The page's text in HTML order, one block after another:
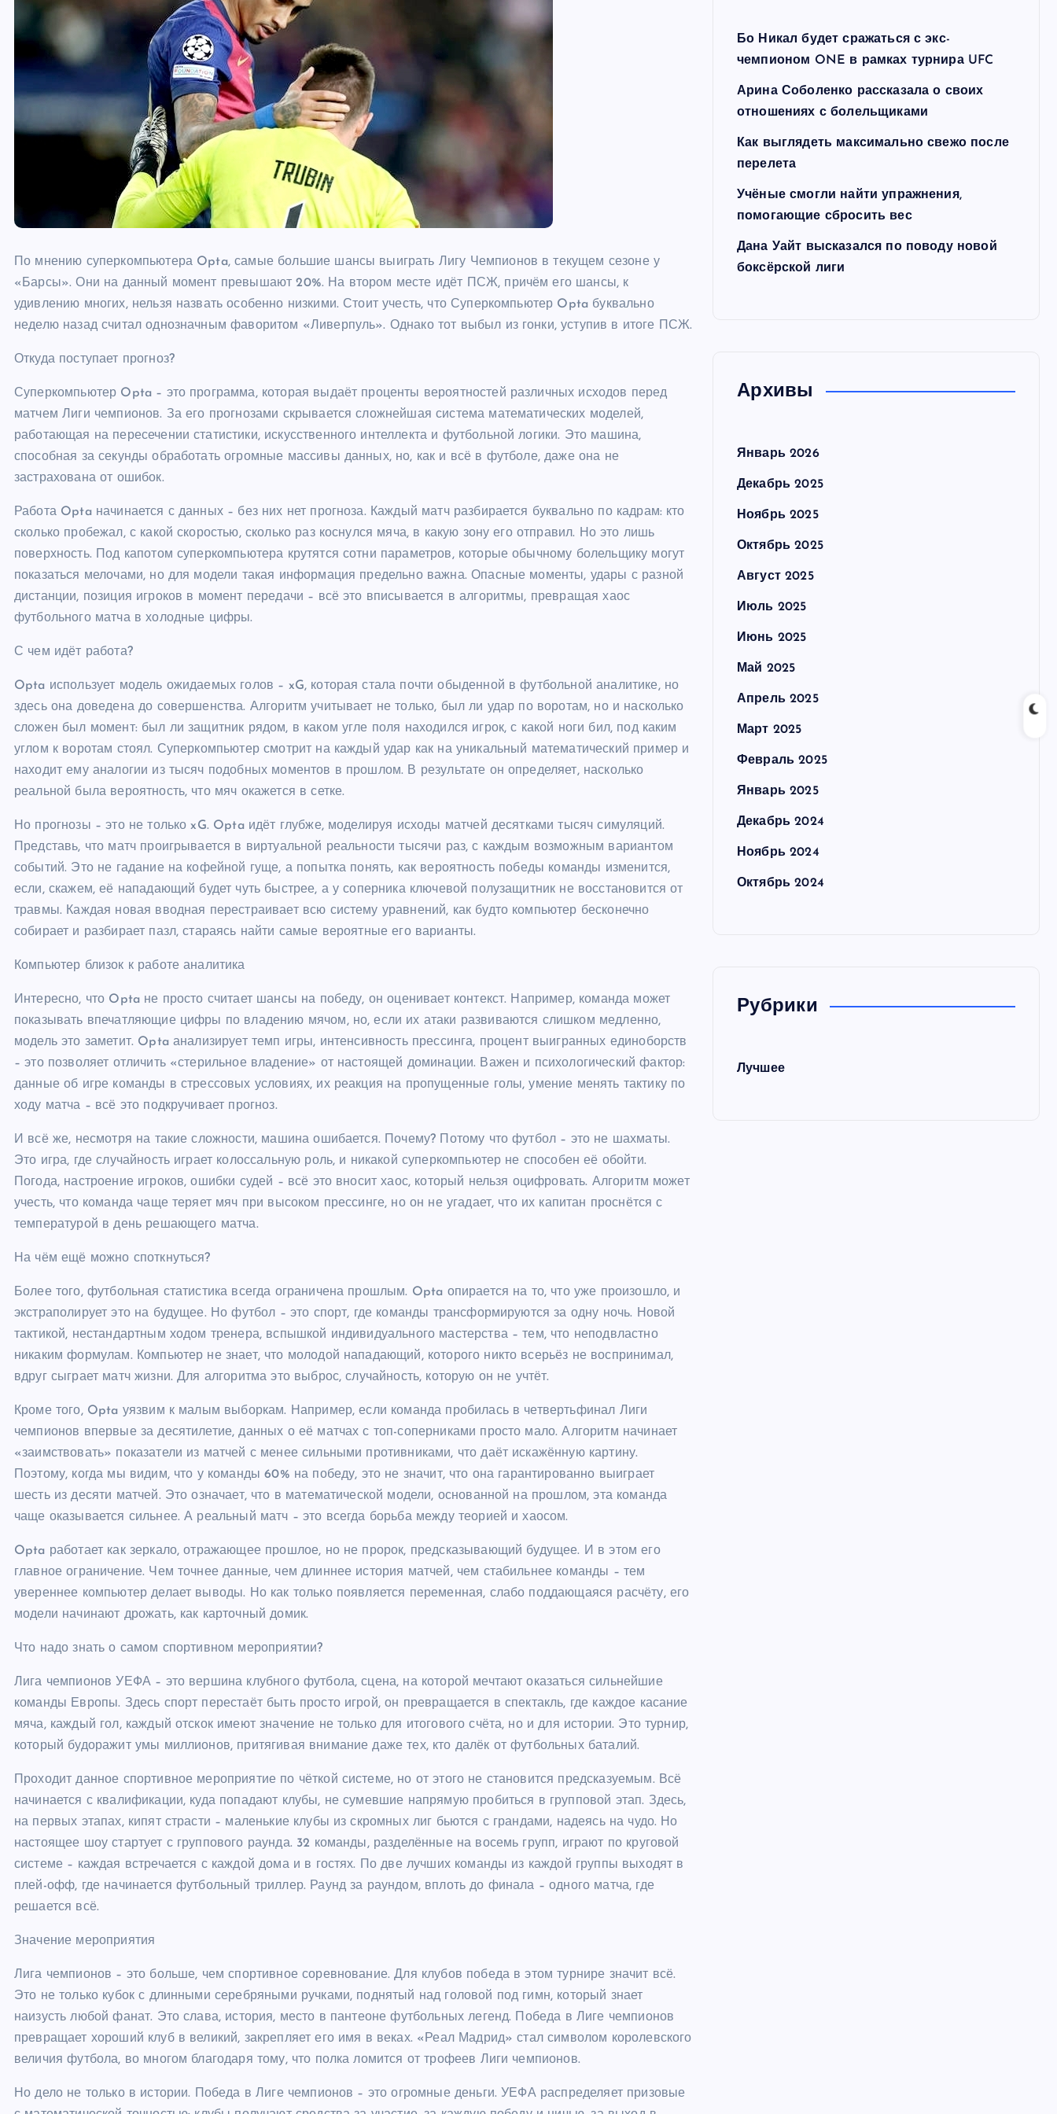
По мнению суперкомпьютера Opta, самые большие шансы выиграть Лигу Чемпионов в текущем сезоне у
«Барсы». Они на данный момент превышают 20%. На втором месте идёт ПСЖ, причём его шансы, к
удивлению многих, нельзя назвать особенно низкими. Стоит учесть, что Суперкомпьютер Opta буквально
неделю назад считал однозначным фаворитом «Ливерпуль». Однако тот выбыл из гонки, уступив в итоге ПСЖ.
Откуда поступает прогноз?
Суперкомпьютер Opta – это программа, которая выдаёт проценты вероятностей различных исходов перед
матчем Лиги чемпионов. За его прогнозами скрывается сложнейшая система математических моделей,
работающая на пересечении статистики, искусственного интеллекта и футбольной логики. Это машина,
способная за секунды обработать огромные массивы данных, но, как и всё в футболе, даже она не
застрахована от ошибок.
Работа Opta начинается с данных – без них нет прогноза. Каждый матч разбирается буквально по кадрам: кто
сколько пробежал, с какой скоростью, сколько раз коснулся мяча, в какую зону его отправил. Но это лишь
поверхность. Под капотом суперкомпьютера крутятся сотни параметров, которые обычному болельщику могут
показаться мелочами, но для модели такая информация предельно важна. Опасные моменты, удары с разной
дистанции, позиция игроков в момент передачи – всё это вписывается в алгоритмы, превращая хаос
футбольного матча в холодные цифры.
С чем идёт работа?
Opta использует модель ожидаемых голов – xG, которая стала почти обыденной в футбольной аналитике, но
здесь она доведена до совершенства. Алгоритм учитывает не только, был ли удар по воротам, но и насколько
сложен был момент: был ли защитник рядом, в каком угле поля находился игрок, с какой ноги бил, под каким
углом к воротам стоял. Суперкомпьютер смотрит на каждый удар как на уникальный математический пример и
находит ему аналогии из тысяч подобных моментов в прошлом. В результате он определяет, насколько
реальной была вероятность, что мяч окажется в сетке.
Но прогнозы – это не только xG. Opta идёт глубже, моделируя исходы матчей десятками тысяч симуляций.
Представь, что матч проигрывается в виртуальной реальности тысячи раз, с каждым возможным вариантом
событий. Это не гадание на кофейной гуще, а попытка понять, как вероятность победы команды изменится,
если, скажем, её нападающий будет чуть быстрее, а у соперника ключевой полузащитник не восстановится от
травмы. Каждая новая вводная перестраивает всю систему уравнений, как будто компьютер бесконечно
собирает и разбирает пазл, стараясь найти самые вероятные его варианты.
Компьютер близок к работе аналитика
Интересно, что Opta не просто считает шансы на победу, он оценивает контекст. Например, команда может
показывать впечатляющие цифры по владению мячом, но, если их атаки развиваются слишком медленно,
модель это заметит. Opta анализирует темп игры, интенсивность прессинга, процент выигранных единоборств
– это позволяет отличить «стерильное владение» от настоящей доминации. Важен и психологический фактор:
данные об игре команды в стрессовых условиях, их реакция на пропущенные голы, умение менять тактику по
ходу матча – всё это подкручивает прогноз.
И всё же, несмотря на такие сложности, машина ошибается. Почему? Потому что футбол – это не шахматы.
Это игра, где случайность играет колоссальную роль, и никакой суперкомпьютер не способен её обойти.
Погода, настроение игроков, ошибки судей – всё это вносит хаос, который нельзя оцифровать. Алгоритм может
учесть, что команда чаще теряет мяч при высоком прессинге, но он не угадает, что их капитан проснётся с
температурой в день решающего матча.
На чём ещё можно споткнуться?
Более того, футбольная статистика всегда ограничена прошлым. Opta опирается на то, что уже произошло, и
экстраполирует это на будущее. Но футбол – это спорт, где команды трансформируются за одну ночь. Новой
тактикой, нестандартным ходом тренера, вспышкой индивидуального мастерства – тем, что неподвластно
никаким формулам. Компьютер не знает, что молодой нападающий, которого никто всерьёз не воспринимал,
вдруг сыграет матч жизни. Для алгоритма это выброс, случайность, которую он не учтёт.
Кроме того, Opta уязвим к малым выборкам. Например, если команда пробилась в четвертьфинал Лиги
чемпионов впервые за десятилетие, данных о её матчах с топ-соперниками просто мало. Алгоритм начинает
«заимствовать» показатели из матчей с менее сильными противниками, что даёт искажённую картину.
Поэтому, когда мы видим, что у команды 60% на победу, это не значит, что она гарантированно выиграет
шесть из десяти матчей. Это означает, что в математической модели, основанной на прошлом, эта команда
чаще оказывается сильнее. А реальный матч – это всегда борьба между теорией и хаосом.
Opta работает как зеркало, отражающее прошлое, но не пророк, предсказывающий будущее. И в этом его
главное ограничение. Чем точнее данные, чем длиннее история матчей, чем стабильнее команды – тем
увереннее компьютер делает выводы. Но как только появляется переменная, слабо поддающаяся расчёту, его
модели начинают дрожать, как карточный домик.
Что надо знать о самом спортивном мероприятии?
Лига чемпионов УЕФА – это вершина клубного футбола, сцена, на которой мечтают оказаться сильнейшие
команды Европы. Здесь спорт перестаёт быть просто игрой, он превращается в спектакль, где каждое касание
мяча, каждый гол, каждый отскок имеют значение не только для итогового счёта, но и для истории. Это турнир,
который будоражит умы миллионов, притягивая внимание даже тех, кто далёк от футбольных баталий.
Проходит данное спортивное мероприятие по чёткой системе, но от этого не становится предсказуемым. Всё
начинается с квалификации, куда попадают клубы, не сумевшие напрямую пробиться в групповой этап. Здесь,
на первых этапах, кипят страсти – маленькие клубы из скромных лиг бьются с грандами, надеясь на чудо. Но
настоящее шоу стартует с группового раунда. 32 команды, разделённые на восемь групп, играют по круговой
системе – каждая встречается с каждой дома и в гостях. По две лучших команды из каждой группы выходят в
плей-офф, где начинается футбольный триллер. Раунд за раундом, вплоть до финала – одного матча, где
решается всё.
Значение мероприятия
Лига чемпионов – это больше, чем спортивное соревнование. Для клубов победа в этом турнире значит всё.
Это не только кубок с длинными серебряными ручками, поднятый над головой под гимн, который знает
наизусть любой фанат. Это слава, история, место в пантеоне футбольных легенд. Победа в Лиге чемпионов
превращает хороший клуб в великий, закрепляет его имя в веках. «Реал Мадрид» стал символом королевского
величия футбола, во многом благодаря тому, что полка ломится от трофеев Лиги чемпионов.
Но дело не только в истории. Победа в Лиге чемпионов – это огромные деньги. УЕФА распределяет призовые
Бо Никал будет сражаться с экс-
чемпионом ONE в рамках турнира UFC
Арина Соболенко рассказала о своих
отношениях с болельщиками
Как выглядеть максимально свежо после
перелета
Учёные смогли найти упражнения,
помогающие сбросить вес
Дана Уайт высказался по поводу новой
боксёрской лиги
Архивы
Январь 2026
Декабрь 2025
Ноябрь 2025
Октябрь 2025
Август 2025
Июль 2025
Июнь 2025
Май 2025
Апрель 2025
Март 2025
Февраль 2025
Январь 2025
Декабрь 2024
Ноябрь 2024
Октябрь 2024
Рубрики
Лучшее